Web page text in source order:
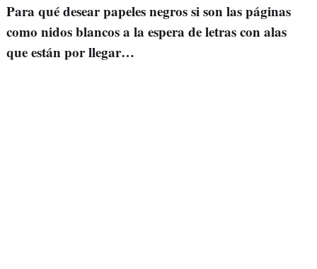
Para qué desear papeles negros si son las páginas
como nidos blancos a la espera de letras con alas
que están por llegar…